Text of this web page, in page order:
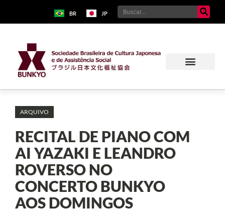
BR JP
ARQUIVO
RECITAL DE PIANO COM
AI YAZAKI E LEANDRO
ROVERSO NO
CONCERTO BUNKYO
AOS DOMINGOS